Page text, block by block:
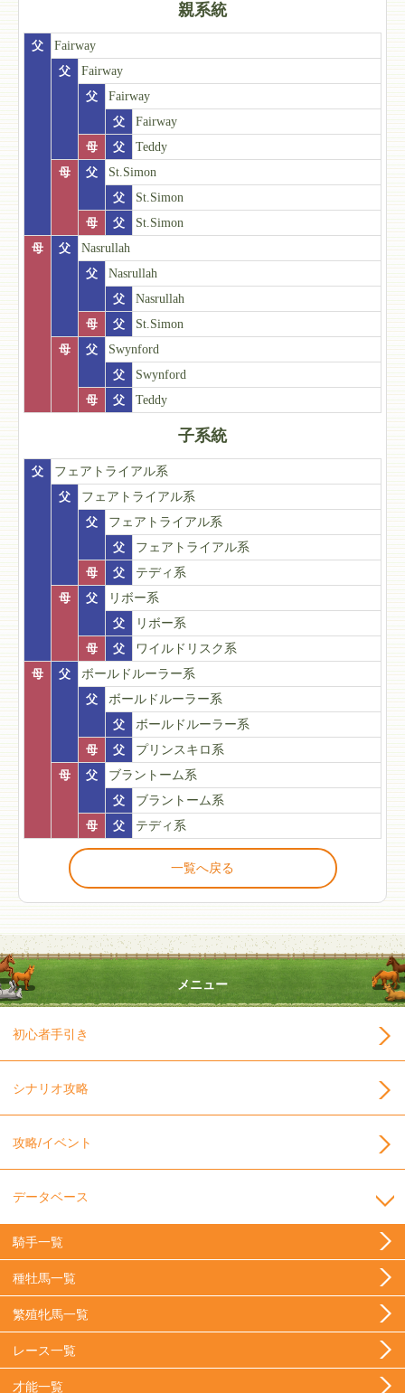
親系統
父
Fairway
父
Fairway
父
Fairway
父
Fairway
母
父
Teddy
母
父
St.Simon
父
St.Simon
母
父
St.Simon
母
父
Nasrullah
父
Nasrullah
父
Nasrullah
母
父
St.Simon
母
父
Swynford
父
Swynford
母
父 Teddy
子系統
父
フェアトライアル系
父
フェアトライアル系
父
フェアトライアル系
父
フェアトライアル系
母
父
テディ系
母
父
リボー系
父
リボー系
母
父
ワイルドリスク系
母
父
ボールドルーラー系
父
ボールドルーラー系
父
ボールドルーラー系
母
父
プリンスキロ系
母
父
ブラントーム系
父
ブラントーム系
母
父 テディ系
一覧へ戻る
メニュー
初心者手引き
シナリオ攻略
攻略/イベント
データベース
騎手一覧
種牡馬一覧
繁殖牝馬一覧
レース一覧
才能一覧